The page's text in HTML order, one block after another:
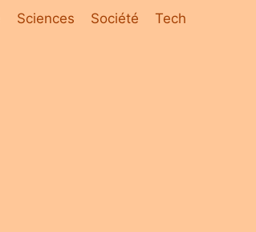
Sciences Société Tech